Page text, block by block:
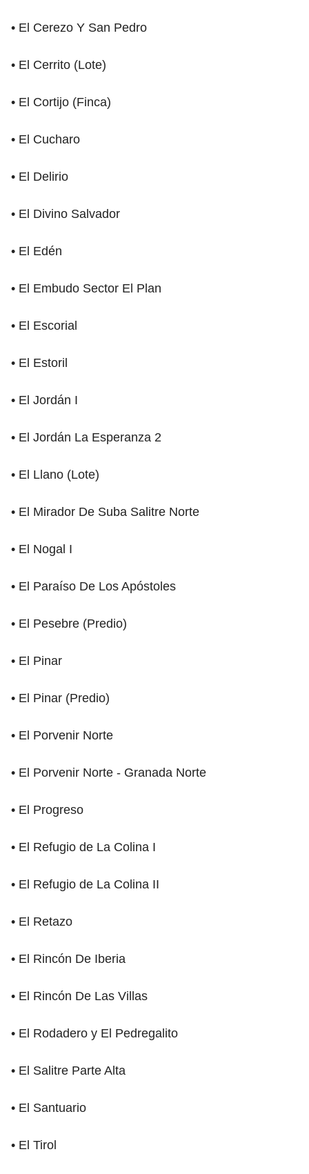
• El Cerezo Y San Pedro
• El Cerrito (Lote)
• El Cortijo (Finca)
• El Cucharo
• El Delirio
• El Divino Salvador
• El Edén
• El Embudo Sector El Plan
• El Escorial
• El Estoril
• El Jordán I
• El Jordán La Esperanza 2
• El Llano (Lote)
• El Mirador De Suba Salitre Norte
• El Nogal I
• El Paraíso De Los Apóstoles
• El Pesebre (Predio)
• El Pinar
• El Pinar (Predio)
• El Porvenir Norte
• El Porvenir Norte - Granada Norte
• El Progreso
• El Refugio de La Colina I
• El Refugio de La Colina II
• El Retazo
• El Rincón De Iberia
• El Rincón De Las Villas
• El Rodadero y El Pedregalito
• El Salitre Parte Alta
• El Santuario
• El Tirol